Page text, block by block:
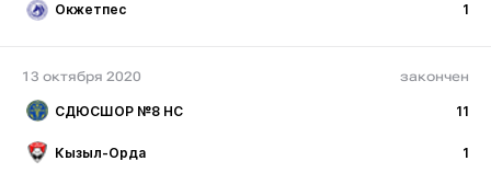
Окжетпес 1
13 октября 2020 закончен
СДЮСШОР №8 НС 11
Кызыл-Орда 1